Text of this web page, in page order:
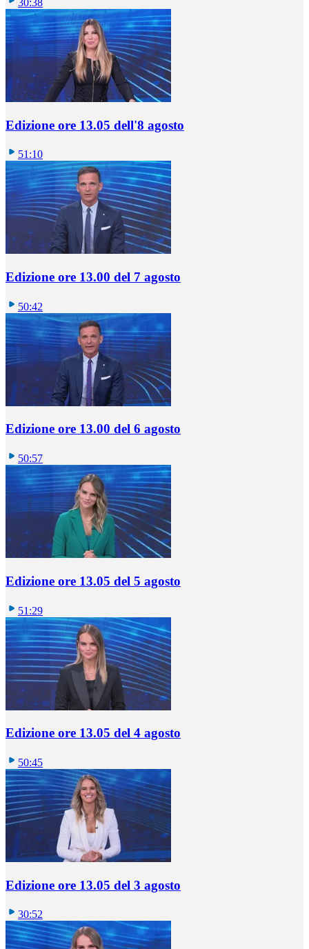
Edizione ore 13.05 dell'8 agosto
51:10
Edizione ore 13.00 del 7 agosto
50:42
Edizione ore 13.00 del 6 agosto
50:57
Edizione ore 13.05 del 5 agosto
51:29
Edizione ore 13.05 del 4 agosto
50:45
Edizione ore 13.05 del 3 agosto
30:52